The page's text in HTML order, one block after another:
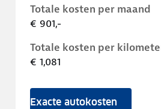
Totale kosten per maand
€ 901,-
Totale kosten per
€ 1,081
Exacte autokosten